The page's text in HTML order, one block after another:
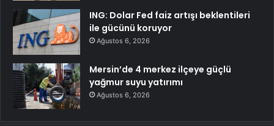
ING: Dolar Fed faiz artışı beklentileri
ile gücünü koruyor
Ağustos 6, 2026
Mersin’de 4 merkez ilçeye güçlü
yağmur suyu yatırımı
Ağustos 6, 2026